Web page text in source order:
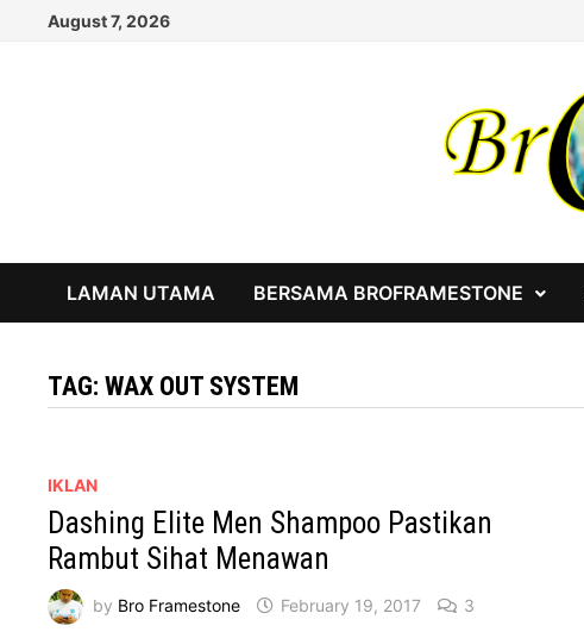
August 7, 2026
LAMAN UTAMA BERSAMA BROFRAMESTONE
TAG:WAX OUT SYSTEM
IKLAN
Dashing Elite Men Shampoo Pastikan
Rambut Sihat Menawan
by Bro Framestone February 19, 2017 3